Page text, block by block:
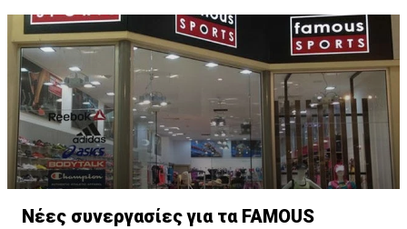
διαμορφώσει την υστεροφημία του. Για τον Σίνζο Άμπε
είναι το στοίχημα για την επιτυχία της δοκιμαζόμενης
οικονομικής του πολιτικής. Για τον υπόλοιπο κόσμο
είναι η συμφωνία, που θα αλλάξει τα δεδομένα της
παγκόσμιας οικονομίας. ...
Νέες συνεργασίες για τα FAMOUS